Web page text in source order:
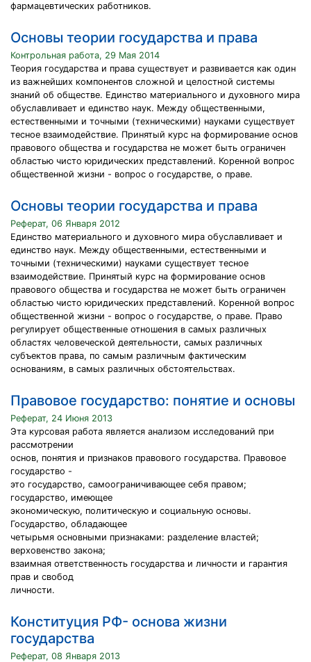
фармацевтических работников.
Основы теории государства и права
Контрольная работа, 29 Мая 2014
Теория государства и права существует и развивается как один
из важнейших компонентов сложной и целостной системы
знаний об обществе. Единство материального и духовного мира
обуславливает и единство наук. Между общественными,
естественными и точными (техническими) науками существует
тесное взаимодействие. Принятый курс на формирование основ
правового общества и государства не может быть ограничен
областью чисто юридических представлений. Коренной вопрос
общественной жизни - вопрос о государстве, о праве.
Основы теории государства и права
Реферат, 06 Января 2012
Единство материального и духовного мира обуславливает и
единство наук. Между общественными, естественными и
точными (техническими) науками существует тесное
взаимодействие. Принятый курс на формирование основ
правового общества и государства не может быть ограничен
областью чисто юридических представлений. Коренной вопрос
общественной жизни - вопрос о государстве, о праве. Право
регулирует общественные отношения в самых различных
областях человеческой деятельности, самых различных
субъектов права, по самым различным фактическим
основаниям, в самых различных обстоятельствах.
Правовое государство: понятие и основы
Реферат, 24 Июня 2013
Эта курсовая работа является анализом исследований при
рассмотрении
основ, понятия и признаков правового государства. Правовое
государство -
это государство, самоограничивающее себя правом;
государство, имеющее
экономическую, политическую и социальную основы.
Государство, обладающее
четырьмя основными признаками: разделение властей;
верховенство закона;
взаимная ответственность государства и личности и гарантия
прав и свобод
личности.
Конституция РФ- основа жизни
государства
Реферат, 08 Января 2013